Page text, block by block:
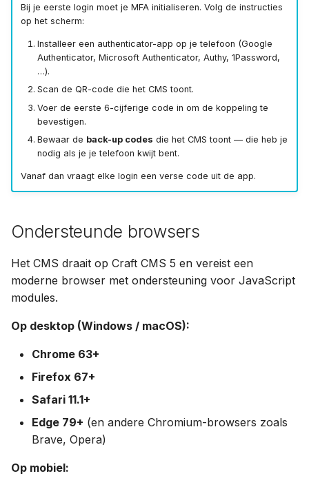
Bij je eerste login moet je MFA initialiseren. Volg de instructies
op het scherm:
Installeer een authenticator-app op je telefoon (Google
Authenticator, Microsoft Authenticator, Authy, 1Password,
…).
Scan de QR-code die het CMS toont.
Voer de eerste 6-cijferige code in om de koppeling te
bevestigen.
Bewaar de back-up codes die het CMS toont — die heb je
nodig als je je telefoon kwijt bent.
Vanaf dan vraagt elke login een verse code uit de app.
Ondersteunde browsers
Het CMS draait op Craft CMS 5 en vereist een
moderne browser met ondersteuning voor JavaScript
modules.
Op desktop (Windows / macOS):
Chrome 63+
Firefox 67+
Safari 11.1+
Edge 79+ (en andere Chromium-browsers zoals
Brave, Opera)
Op mobiel: